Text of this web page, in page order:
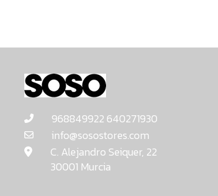
968849922 640271930
info@sosostores.com
C. Alejandro Seiquer, 22
30001 Murcia